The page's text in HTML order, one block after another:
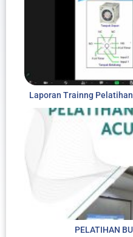
Laporan Trainng
PELATIHAN